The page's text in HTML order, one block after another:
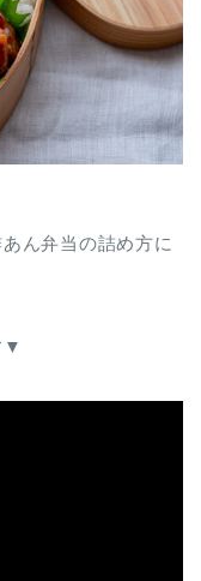
ん弁当の詰め方に
▼